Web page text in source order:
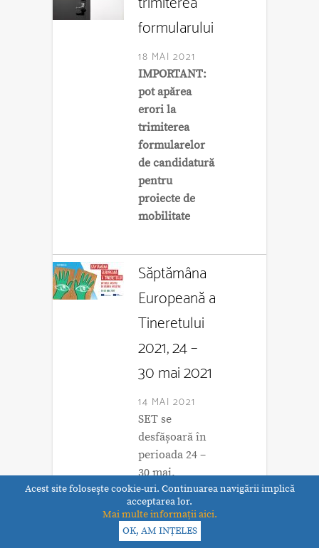
formularului
18 MAI 2021
IMPORTANT:
pot apărea
erori la
trimiterea
formularelor
de candidatură
pentru
proiecte de
mobilitate
Săptămâna
Europeană a
Tineretului
2021, 24 –
30 mai 2021
14 MAI 2021
SET se
desfășoară în
perioada 24 –
30 mai.
Tutoriale de
Acest site foloseşte cookie-uri. Continuarea navigării implică
acceptarea lor.
Mai multe informații aici.
OK, AM INȚELES